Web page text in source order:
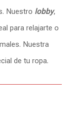
Nuestro lobby,
para relajarte o
Nuestra
de tu ropa.